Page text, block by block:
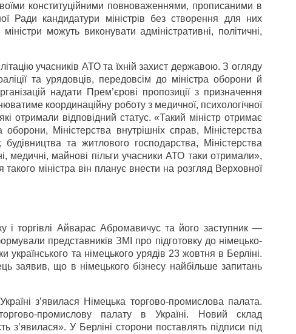
конституційними повноваженнями, прописаними в
Ради кандидатури міністрів без створення для них
можуть виконувати адміністративні, політичні,
учасників АТО та їхній захист державою. З огляду
та урядовців, передовсім до міністра оборони й
надати Прем’єрові пропозиції з призначення
координаційну роботу з медичної, психологічної
отримали відповідний статус. «Такий міністр отримає
Міністерства внутрішніх справ, Міністерства
та житлового господарства, Міністерства
медичні, майнові пільги учасники АТО таки отримали»,
міністра він планує внести на розгляд Верховної
і торгівлі Айварас Абромавичус та його заступник —
представників ЗМІ про підготовку до німецько-
українського та німецького урядів 23 жовтня в Берліні.
заявив, що в німецького бізнесу найбільше запитань
з’явилася Німецька торгово-промислова палата.
промислову палату в Україні. Новий склад
з’явилася». У Берліні сторони поставлять підписи під